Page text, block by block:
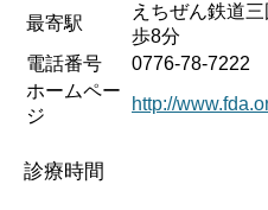
最寄駅
えちぜん鉄道
歩8分
電話番号
0776-78-7222
ホームペー
ジ
http://
診療時間